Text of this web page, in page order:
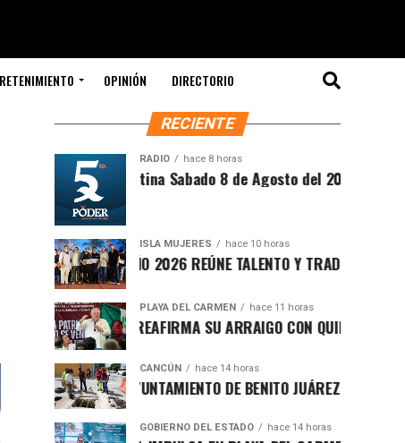
OPINIÓN DIRECTORIO
RECIENTE
RADIO hace 8 horas
Síntesis Matutina Sabado 8 de Agosto del 2026
ISLA MUJERES hace 10 horas
CEVICHE ISLEÑO 2026 REÚNE TALENTO Y TRADICIÓN EN ISLA
PLAYA DEL CARMEN hace 11 horas
RAFA MARÍN REAFIRMA SU ARRAIGO CON QUINTANA ROO Y
CANCÚN hace 14 horas
FORTALECE AYUNTAMIENTO DE BENITO JUÁREZ ACCIONES
GOBIERNO DEL ESTADO hace 14 horas